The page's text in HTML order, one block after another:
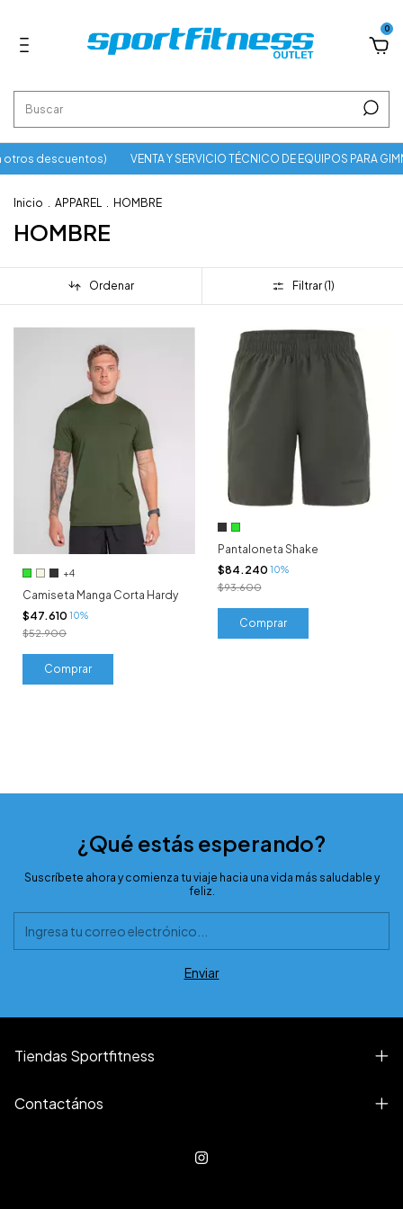
0
otros descuentos) VENTA Y SERVICIO TÉCNICO DE EQUIPOS PARA
Inicio APPAREL HOMBRE
HOMBRE
Ordenar Filtrar (1)
+4
Camiseta Manga Corta Hardy
$47.610 10%
$52.900
Comprar
Pantaloneta Shake
$84.240 10%
$93.600
Comprar
¿Qué estás esperando?
Suscríbete ahora y comienza tu viaje hacia una vida más saludable y
feliz.
Tiendas Sportfitness
Contactános